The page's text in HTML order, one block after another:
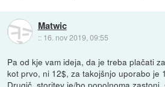
Matwic
:: 16. nov 2019, 09:55
Pa od kje vam ideja, da je treba plačati
kot prvo, ni 12$, za takojšnjo uporabo je
Drugič, storitev je/bo popolnoma